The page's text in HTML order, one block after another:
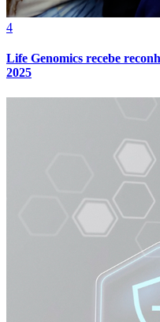
Atlético-MG
4
Life Genomics recebe
2025